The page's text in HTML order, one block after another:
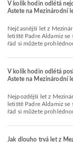
V kolik hodin odlétá
Astete na Mezinárodní
Nejčasnější let z Mezinárodní letiště Alejandro Velasco Astete do Mezinárodní
letiště Padre Aldamiz
řád si můžete
V kolik hodin odlétá
Astete na Mezinárodní
Nejpozdější let z Mezinárodní letiště Alejandro Velasco Astete do Mezinárodní
letiště Padre Aldamiz
řád si můžete
Jak dlouho trvá let z